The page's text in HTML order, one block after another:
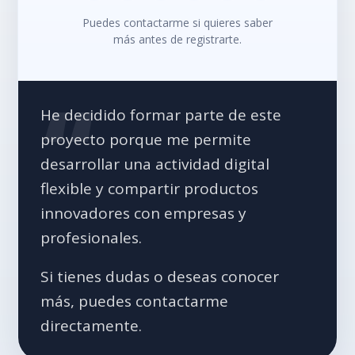
Puedes contactarme si quieres saber
más antes de registrarte.
He decidido formar parte de este
proyecto porque me permite
desarrollar una actividad digital
flexible y compartir productos
innovadores con empresas y
profesionales.
Si tienes dudas o deseas conocer
más, puedes contactarme
directamente.